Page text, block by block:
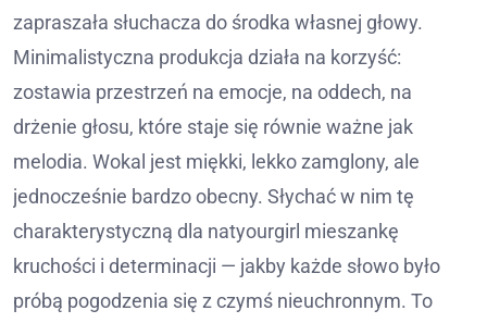
zapraszała słuchacza do środka własnej głowy.
Minimalistyczna produkcja działa na korzyść:
zostawia przestrzeń na emocje, na oddech, na
drżenie głosu, które staje się równie ważne jak
melodia. Wokal jest miękki, lekko zamglony, ale
jednocześnie bardzo obecny. Słychać w nim tę
charakterystyczną dla natyourgirl mieszankę
kruchości i determinacji — jakby każde słowo było
próbą pogodzenia się z czymś nieuchronnym. To